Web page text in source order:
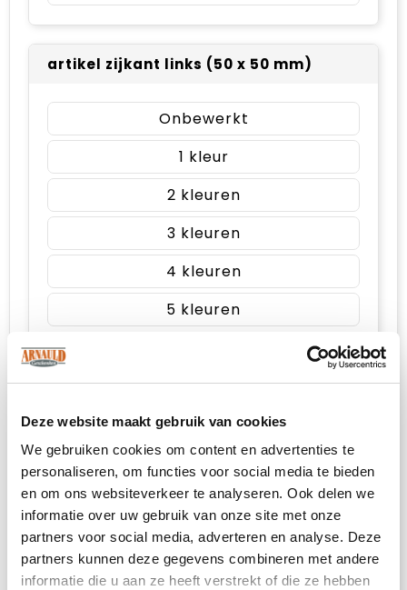
Deze website maakt gebruik van cookies
We gebruiken cookies om content en advertenties te
personaliseren, om functies voor social media te bieden
en om ons websiteverkeer te analyseren. Ook delen we
informatie over uw gebruik van onze site met onze
partners voor social media, adverteren en analyse. Deze
partners kunnen deze gegevens combineren met andere
informatie die u aan ze heeft verstrekt of die ze hebben
artikel zijkant links (50 x 50 mm)
Onbewerkt
1
2
3
4
5
Prijsopgave
Selecteer jouw opties voor de prijsopgave.
Toevoegen aan winkelwagen